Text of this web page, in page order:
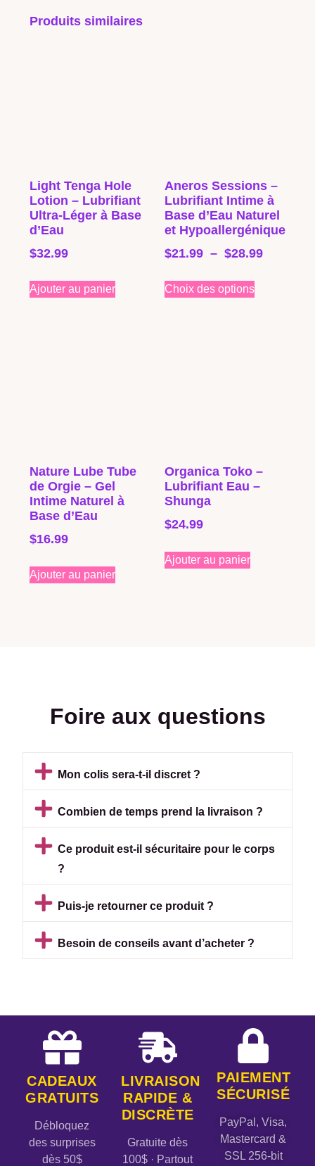
Produits similaires
Light Tenga Hole
Lotion – Lubrifiant
Ultra-Léger à Base
d’Eau
$32.99
Ajouter au panier
Aneros Sessions –
Lubrifiant Intime à
Base d’Eau Naturel
et Hypoallergénique
$21.99 – $28.99
Choix des options
Nature Lube Tube
de Orgie – Gel
Intime Naturel à
Base d’Eau
$16.99
Ajouter au panier
Organica Toko –
Lubrifiant Eau –
Shunga
$24.99
Ajouter au panier
Foire aux questions
Mon colis sera-t-il discret ?
Combien de temps prend la livraison ?
Ce produit est-il sécuritaire pour le corps
?
Puis-je retourner ce produit ?
Besoin de conseils avant d’acheter ?
CADEAUX
GRATUITS
Débloquez
des surprises
dès 50$
LIVRAISON
RAPIDE &
DISCRÈTE
Gratuite dès
100$ · Partout
PAIEMENT
SÉCURISÉ
PayPal, Visa,
Mastercard &
SSL 256-bit